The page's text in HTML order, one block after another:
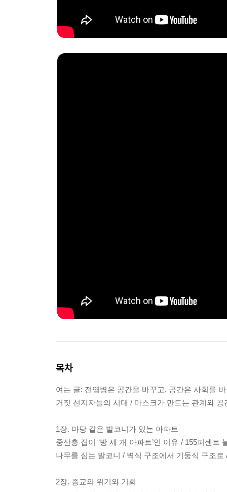
목차
여는 글: 전염병은 공간을 바꾸고, 공간은 사회를
거짓 선지자들의 시대 / 마스크가 만드는 관계와
1장. 마당 같은 발코니가 있는 아파트
중산층 집이 ‘방 세 개 아파트’인 이유 / 155퍼센
나무를 심는 발코니 / 벽식 구조에서 기둥식 구조
2장. 종교의 위기와 기회